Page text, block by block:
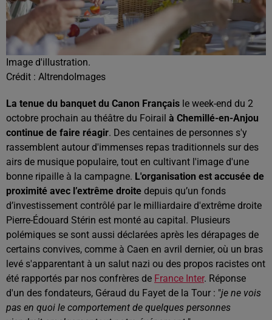
Image d'illustration.
Crédit : AltrendoImages
La tenue du banquet du Canon Français le week-end du 2
octobre prochain au théâtre du Foirail à Chemillé-en-Anjou
continue de faire réagir. Des centaines de personnes s'y
rassemblent autour d'immenses repas traditionnels sur des
airs de musique populaire, tout en cultivant l'image d'une
bonne ripaille à la campagne. L'organisation est accusée de
proximité avec l’extrême droite depuis qu’un fonds
d’investissement contrôlé par le milliardaire d'extrême droite
Pierre-Édouard Stérin est monté au capital. Plusieurs
polémiques se sont aussi déclarées après les dérapages de
certains convives, comme à Caen en avril dernier, où un bras
levé s'apparentant à un salut nazi ou des propos racistes ont
été rapportés par nos confrères de France Inter. Réponse
d'un des fondateurs, Géraud du Fayet de la Tour : "je ne vois
pas en quoi le comportement de quelques personnes